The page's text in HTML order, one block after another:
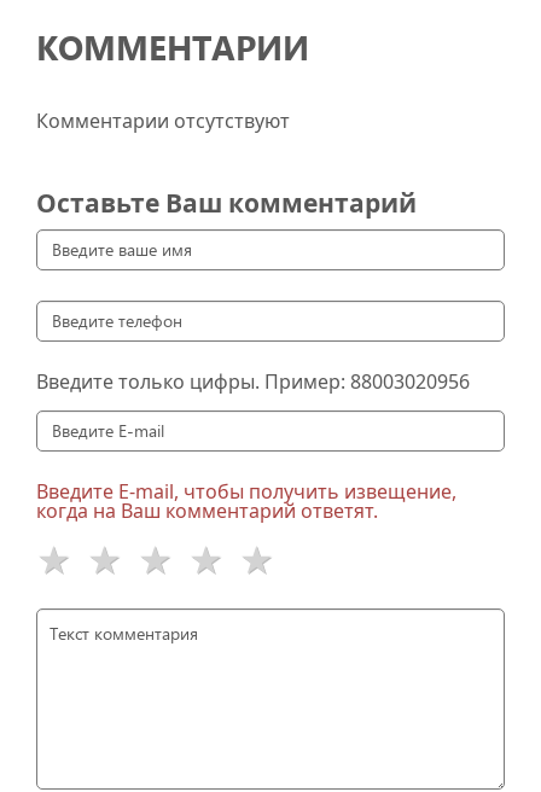
КОММЕНТАРИИ
Комментарии отсутствуют
Оставьте Ваш комментарий
Введите только цифры. Пример: 88003020956
Введите E-mail, чтобы получить извещение,
когда на Ваш комментарий ответят.